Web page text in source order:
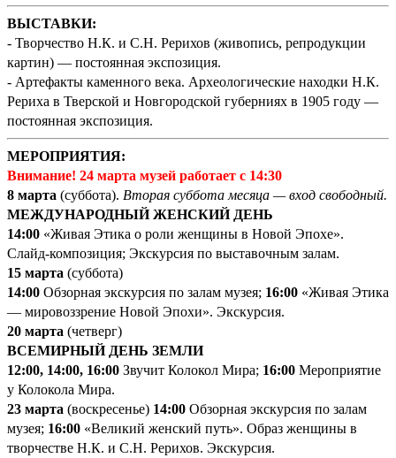
ВЫСТАВКИ:
- Творчество Н.К. и С.Н. Рерихов (живопись, репродукции
картин) — постоянная экспозиция.
- Артефакты каменного века. Археологические находки Н.К.
Рериха в Тверской и Новгородской губерниях в 1905 году —
постоянная экспозиция.
МЕРОПРИЯТИЯ:
Внимание! 24 марта музей работает с 14:30
8 марта (суббота). Вторая суббота месяца — вход свободный.
МЕЖДУНАРОДНЫЙ ЖЕНСКИЙ ДЕНЬ
14:00 «Живая Этика о роли женщины в Новой Эпохе».
Слайд-композиция; Экскурсия по выставочным залам.
15 марта (суббота)
14:00 Обзорная экскурсия по залам музея; 16:00 «Живая Этика
— мировоззрение Новой Эпохи». Экскурсия.
20 марта (четверг)
ВСЕМИРНЫЙ ДЕНЬ ЗЕМЛИ
12:00, 14:00, 16:00 Звучит Колокол Мира; 16:00 Мероприятие
у Колокола Мира.
23 марта (воскресенье) 14:00 Обзорная экскурсия по залам
музея; 16:00 «Великий женский путь». Образ женщины в
творчестве Н.К. и С.Н. Рерихов. Экскурсия.